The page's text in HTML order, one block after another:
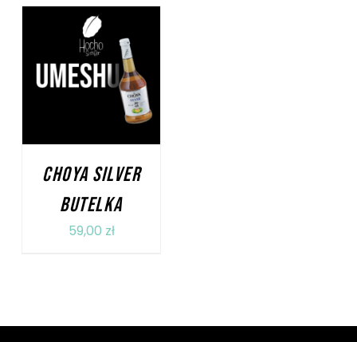
DODAJ DO KOSZYKA
/
SZCZEGÓŁY
CHOYA SILVER
BUTELKA
59,00 zł